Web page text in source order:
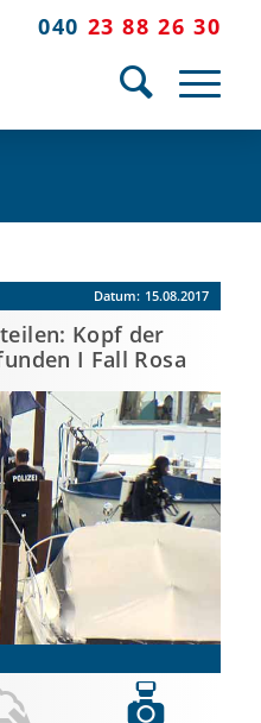
040 23 88 26 30
Datum: 15.08.2017
Kopf der
I Fall Rosa